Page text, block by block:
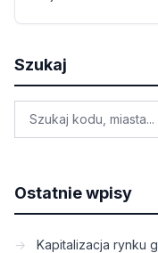
Szukaj
Ostatnie wpisy
Kapitalizacja rynku